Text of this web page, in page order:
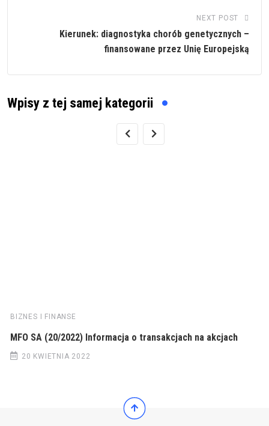
NEXT POST
Kierunek: diagnostyka chorób genetycznych –
finansowane przez Unię Europejską
Wpisy z tej samej kategorii
BIZNES I FINANSE
MFO SA (20/2022) Informacja o transakcjach na akcjach
20 KWIETNIA 2022